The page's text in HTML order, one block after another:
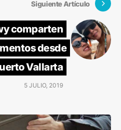
Siguiente Artículo
comparten
desde
Vallarta
5 JULIO, 2019